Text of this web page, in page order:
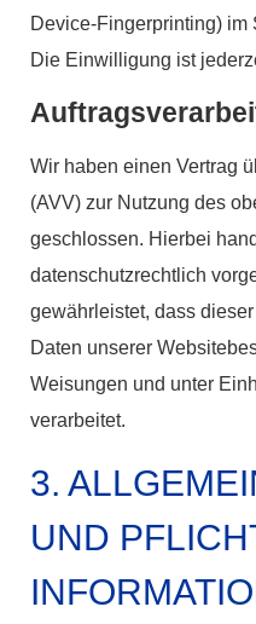
Device-Fingerprinting) im
Die Einwilligung ist
Wir haben einen Vertrag
(AVV) zur Nutzung des
geschlossen. Hierbei
datenschutzrechtlich
gewährleistet, dass
Daten unserer
Weisungen und unter
verarbeitet.
3.
UND